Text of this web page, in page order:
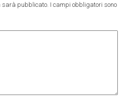
sarà pubblicato. I campi obbligatori sono